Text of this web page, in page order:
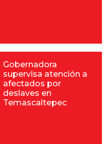
Gobernadora
supervisa atención a
afectados por
deslaves en
Temascaltepec